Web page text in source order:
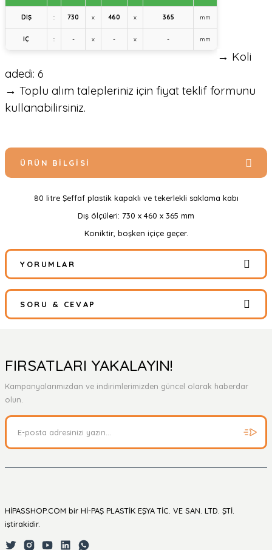
DIŞ : 730 x 460 x 365 mm
İÇ : - x - x - mm
→ Koli
adedi: 6
→ Toplu alım talepleriniz için fiyat teklif formunu
kullanabilirsiniz.
ÜRÜN BILGISI
80 litre Şeffaf plastik kapaklı ve tekerlekli saklama kabı
Dış ölçüleri: 730 x 460 x 365 mm
Koniktir, boşken içiçe geçer.
YORUMLAR
Bu ürüne ilk yorumu siz yapın!
SORU & CEVAP
Ürün hakkında henüz soru sorulmamış.
FIRSATLARI YAKALAYIN!
Kampanyalarımızdan ve indirimlerimizden güncel olarak haberdar
olun.
HİPASSHOP.COM bir Hİ-PAŞ PLASTİK EŞYA TİC. VE SAN. LTD. ŞTİ.
iştirakidir.